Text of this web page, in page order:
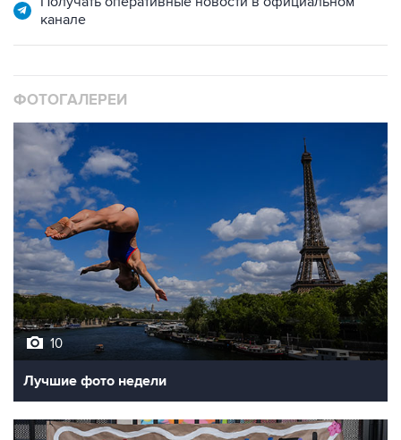
канале
ФОТОГАЛЕРЕИ
10
Лучшие фото недели